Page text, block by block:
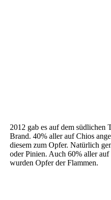
2012 gab es auf dem südlichen
Brand. 40% aller auf Chios
diesem zum Opfer. Natürlich
oder Pinien. Auch 60% aller
wurden Opfer der Flammen.